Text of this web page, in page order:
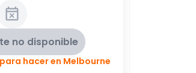
no disponible
hacer en Melbourne